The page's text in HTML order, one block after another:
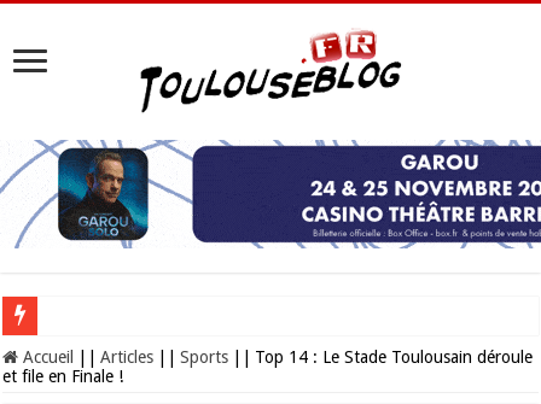
Les Nocturnes de la Cité de l’espace 2026 : l’événement incontournable de
Accueil Articles Sports
Top 14 : Le Stade Toulousain déroule
et file en Finale !